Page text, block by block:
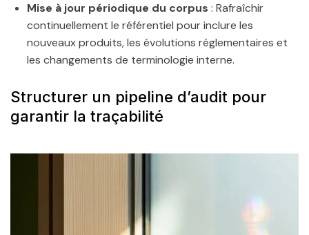
Mise à jour périodique du corpus : Rafraîchir
continuellement le référentiel pour inclure les
nouveaux produits, les évolutions réglementaires et
les changements de terminologie interne.
Structurer un pipeline d’audit pour
garantir la traçabilité